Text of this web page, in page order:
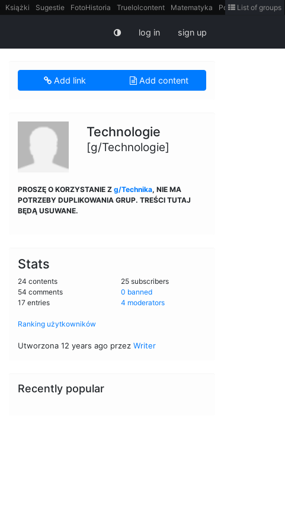
Książki Sugestie FotoHistoria Truelolcontent Matematyka Polska
intern
List of groups
log in sign up
Add link Add content
Technologie
[g/Technologie]
PROSZĘ O KORZYSTANIE Z g/Technika, NIE MA
POTRZEBY DUPLIKOWANIA GRUP. TREŚCI TUTAJ
BĘDĄ USUWANE.
Stats
24 contents
54 comments
17 entries
25 subscribers
0 banned
4 moderators
Ranking użytkowników
Utworzona 12 years ago przez Writer
Recently popular